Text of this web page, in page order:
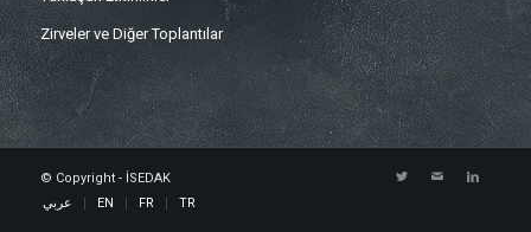
Zirveler ve Diğer Toplantılar
© Copyright - İSEDAK
عربي
EN FR TR